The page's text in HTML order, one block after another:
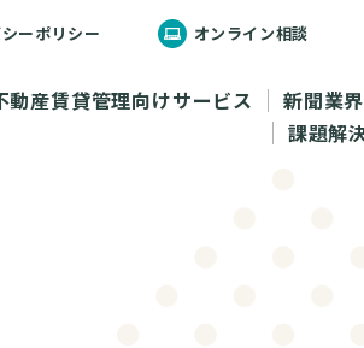
ーポリシー オンライン相談
動産賃貸管理向けサービス
新聞業
課題解